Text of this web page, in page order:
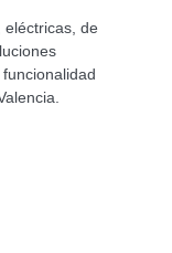
eléctricas, de